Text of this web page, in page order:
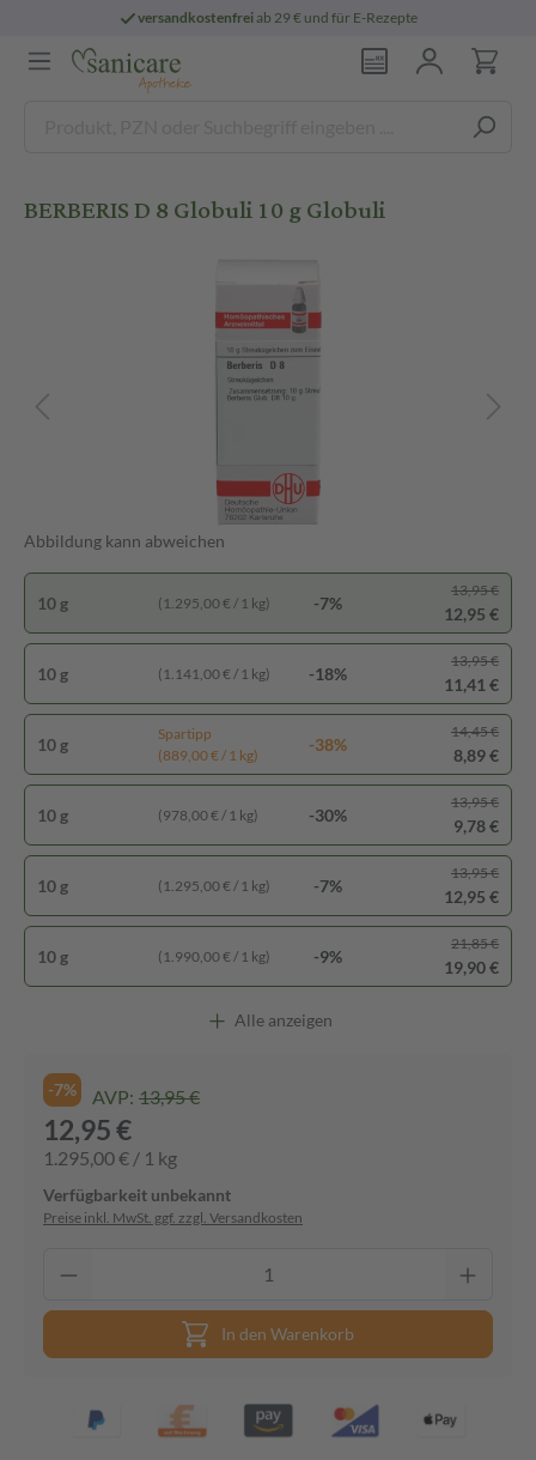
versandkostenfreiab 29 € und für E-Rezepte
BERBERIS D 8 Globuli 10 g Globuli
Abbildung kann abweichen
10 g (1.141,00 € / 1 kg) -18%
13,95 €
11,41 €
10 g
Spartipp
(889,00 € / 1 kg)
-38%
14,45 €
8,89 €
10 g (978,00 € / 1 kg) -30%
13,95 €
9,78 €
10 g (1.295,00 € / 1 kg) -7%
13,95 €
12,95 €
10 g (1.990,00 € / 1 kg) -9%
21,85 €
19,90 €
10 g (1.295,00 € / 1 kg) -7%
13,95 €
12,95 €
Alle anzeigen
-7% AVP: 13,95 €
12,95 €
1.295,00 € / 1 kg
Verfügbarkeit unbekannt
Preise inkl. MwSt. ggf. zzgl. Versandkosten
In den Warenkorb